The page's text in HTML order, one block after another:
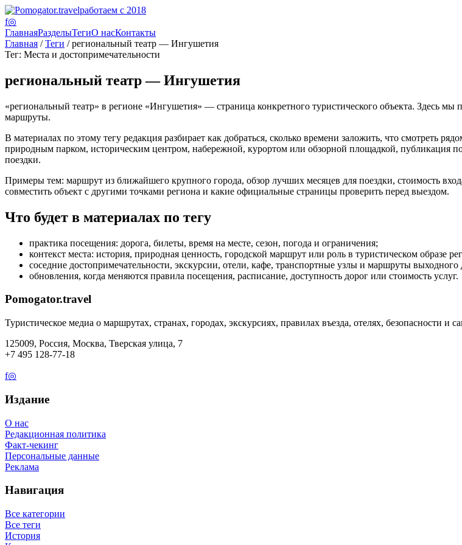
работаем с 2018
f◎
ГлавнаяРазделыТегиО насКонтакты
Главная /Теги / региональный театр — Ингушетия
Тег: Места и достопримечательности
региональный театр — Ингушетия
«региональный театр» в регионе «Ингушетия» — страница конкретного туристического объекта. Здесь мы
маршруты.
В материалах по этому тегу редакция разбирает как добраться, сколько времени заложить, что смотреть
природным парком, историческим центром, набережной, курортом или обзорной площадкой, публикация
поездки.
Примеры тем: маршрут из ближайшего крупного города, обзор лучших месяцев для поездки, стоимость
совместить объект с другими точками региона и какие официальные страницы проверить перед выездом.
Что будет в материалах по тегу
практика посещения: дорога, билеты, время на месте, сезон, погода и ограничения;
контекст места: история, природная ценность, городской маршрут или роль в туристическом образе
соседние достопримечательности, экскурсии, отели, кафе, транспортные узлы и маршруты выходного
обновления, когда меняются правила посещения, расписание, доступность дорог или стоимость услуг.
Pomogator.travel
Туристическое медиа о маршрутах, странах, городах, экскурсиях, правилах въезда, отелях, безопасности и
125009, Россия, Москва, Тверская улица, 7
+7 495 128-77-18
f◎
Издание
О нас
Редакционная политика
Факт-чекинг
Персональные данные
Реклама
Навигация
Все категории
Все теги
История